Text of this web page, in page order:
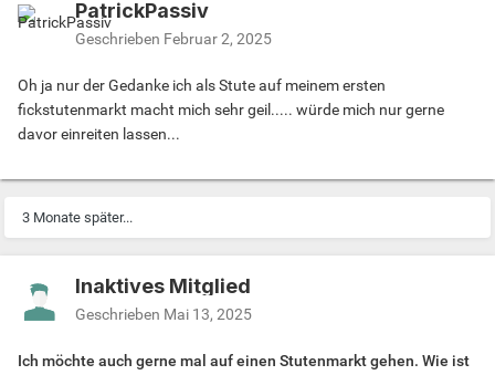
PatrickPassiv
Geschrieben Februar 2, 2025
Oh ja nur der Gedanke ich als Stute auf meinem ersten
fickstutenmarkt macht mich sehr geil..... würde mich nur gerne
davor einreiten lassen...
3 Monate später...
Inaktives Mitglied
Geschrieben Mai 13, 2025
Ich möchte auch gerne mal auf einen Stutenmarkt gehen. Wie ist